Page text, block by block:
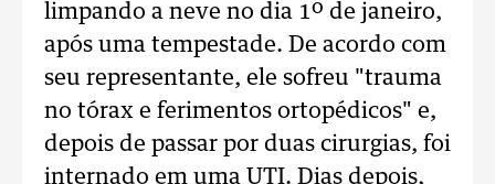
limpando a neve no dia 1º de janeiro,
após uma tempestade. De acordo com
seu representante, ele sofreu "trauma
no tórax e ferimentos ortopédicos" e,
depois de passar por duas cirurgias, foi
internado em uma UTI. Dias depois,